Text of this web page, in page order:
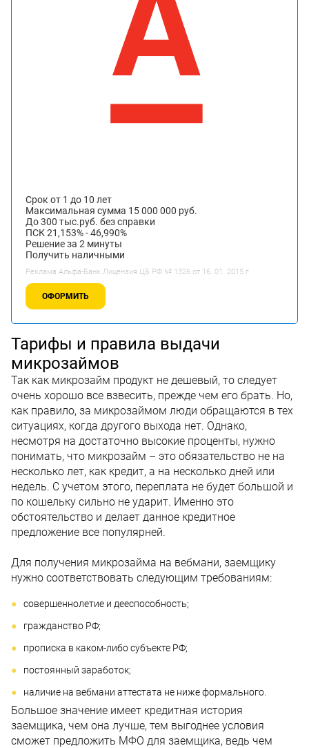
Срок от 1 до 10 лет
Максимальная сумма 15 000 000 руб.
До 300 тыс.руб. без справки
ПСК 21,153% - 46,990%
Решение за 2 минуты
Получить наличными
Реклама Альфа-Банк.Лицензия ЦБ РФ № 1326 от 16. 01. 2015 г.
ОФОРМИТЬ
Тарифы и правила выдачи
микрозаймов
Так как микрозайм продукт не дешевый, то следует
очень хорошо все взвесить, прежде чем его брать. Но,
как правило, за микрозаймом люди обращаются в тех
ситуациях, когда другого выхода нет. Однако,
несмотря на достаточно высокие проценты, нужно
понимать, что микрозайм – это обязательство не на
несколько лет, как кредит, а на несколько дней или
недель. С учетом этого, переплата не будет большой и
по кошельку сильно не ударит. Именно это
обстоятельство и делает данное кредитное
предложение все популярней.
Для получения микрозайма на вебмани, заемщику
нужно соответствовать следующим требованиям:
совершеннолетие и дееспособность;
гражданство РФ;
прописка в каком-либо субъекте РФ;
постоянный заработок;
наличие на вебмани аттестата не ниже формального.
Большое значение имеет кредитная история
заемщика, чем она лучше, тем выгоднее условия
сможет предложить МФО для заемщика, ведь чем